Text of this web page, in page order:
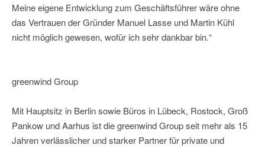
Meine eigene Entwicklung zum Geschäftsführer wäre ohne
das Vertrauen der Gründer Manuel Lasse und Martin Kühl
nicht möglich gewesen, wofür ich sehr dankbar bin.“
greenwind Group
Mit Hauptsitz in Berlin sowie Büros in Lübeck, Rostock, Groß
Pankow und Aarhus ist die greenwind Group seit mehr als 15
Jahren verlässlicher und starker Partner für private und